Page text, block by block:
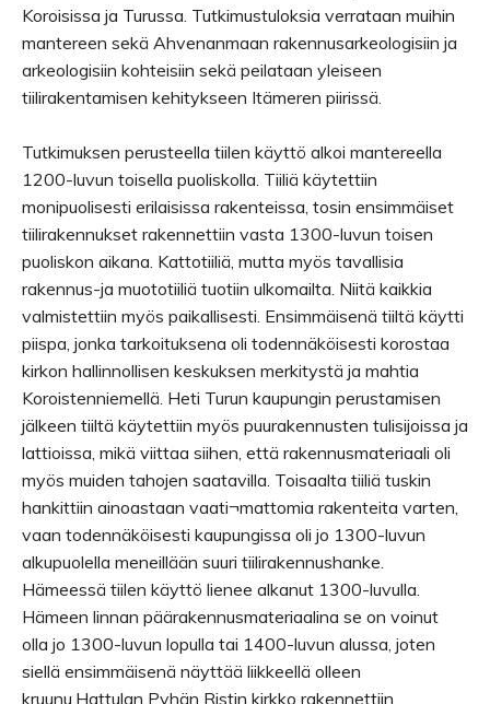
Koroisissa ja Turussa. Tutkimustuloksia verrataan muihin
mantereen sekä Ahvenanmaan rakennusarkeologisiin ja
arkeologisiin kohteisiin sekä peilataan yleiseen
tiilirakentamisen kehitykseen Itämeren piirissä.
Tutkimuksen perusteella tiilen käyttö alkoi mantereella
1200-luvun toisella puoliskolla. Tiiliä käytettiin
monipuolisesti erilaisissa rakenteissa, tosin ensimmäiset
tiilirakennukset rakennettiin vasta 1300-luvun toisen
puoliskon aikana. Kattotiiliä, mutta myös tavallisia
rakennus-ja muototiiliä tuotiin ulkomailta. Niitä kaikkia
valmistettiin myös paikallisesti. Ensimmäisenä tiiltä käytti
piispa, jonka tarkoituksena oli todennäköisesti korostaa
kirkon hallinnollisen keskuksen merkitystä ja mahtia
Koroistenniemellä. Heti Turun kaupungin perustamisen
jälkeen tiiltä käytettiin myös puurakennusten tulisijoissa ja
lattioissa, mikä viittaa siihen, että rakennusmateriaali oli
myös muiden tahojen saatavilla. Toisaalta tiiliä tuskin
hankittiin ainoastaan vaati¬mattomia rakenteita varten,
vaan todennäköisesti kaupungissa oli jo 1300-luvun
alkupuolella meneillään suuri tiilirakennushanke.
Hämeessä tiilen käyttö lienee alkanut 1300-luvulla.
Hämeen linnan päärakennusmateriaalina se on voinut
olla jo 1300-luvun lopulla tai 1400-luvun alussa, joten
siellä ensimmäisenä näyttää liikkeellä olleen
kruunu.Hattulan Pyhän Ristin kirkko rakennettiin